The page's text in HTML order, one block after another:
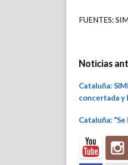
FUENTES:
Noticias
Cataluña:
concertada y
Cataluña: